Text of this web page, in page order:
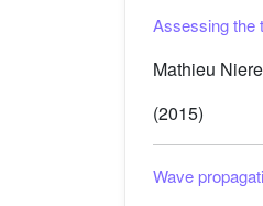
Assessing the
Mathieu
(2015)
Wave